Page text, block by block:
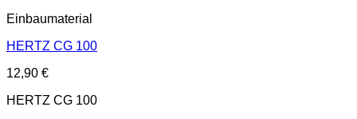
Einbaumaterial
HERTZ CG 100
12,90 €
HERTZ CG 100